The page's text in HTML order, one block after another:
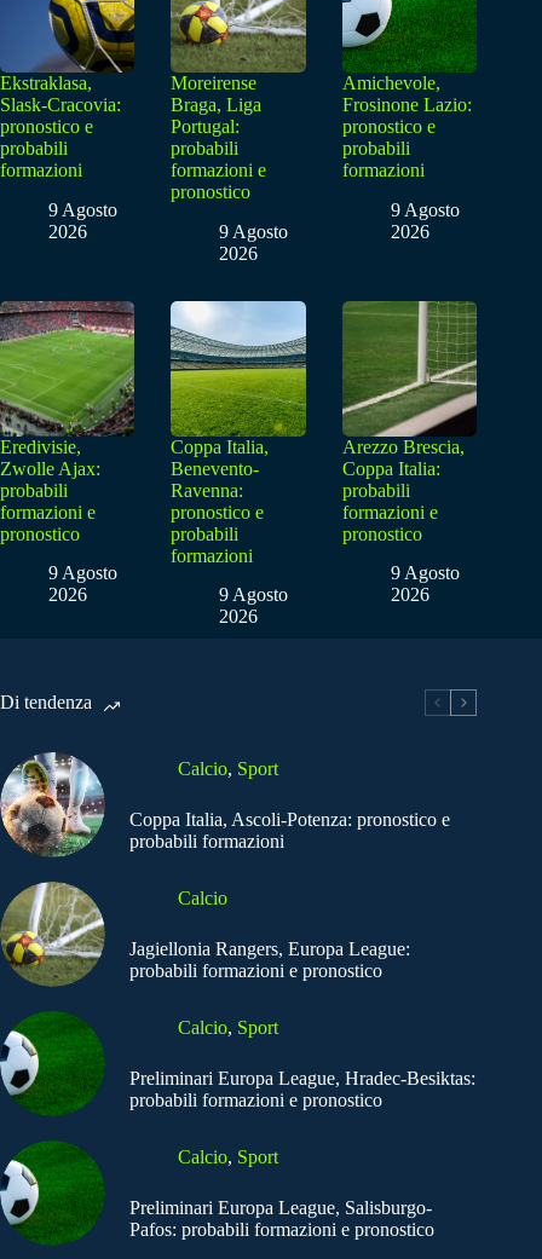
Ekstraklasa,
Slask-Cracovia:
pronostico e
probabili
formazioni
9 Agosto
2026
Moreirense
Braga, Liga
Portugal:
probabili
formazioni e
pronostico
9 Agosto
2026
Amichevole,
Frosinone Lazio:
pronostico e
probabili
formazioni
9 Agosto
2026
Eredivisie,
Zwolle Ajax:
probabili
formazioni e
pronostico
9 Agosto
2026
Coppa Italia,
Benevento-
Ravenna:
pronostico e
probabili
formazioni
9 Agosto
2026
Arezzo Brescia,
Coppa Italia:
probabili
formazioni e
pronostico
9 Agosto
2026
Di tendenza
Calcio, Sport
Coppa Italia, Ascoli-Potenza: pronostico e
probabili formazioni
Calcio
Jagiellonia Rangers, Europa League:
probabili formazioni e pronostico
Calcio, Sport
Preliminari Europa League, Hradec-Besiktas:
probabili formazioni e pronostico
Calcio, Sport
Preliminari Europa League, Salisburgo-
Pafos: probabili formazioni e pronostico